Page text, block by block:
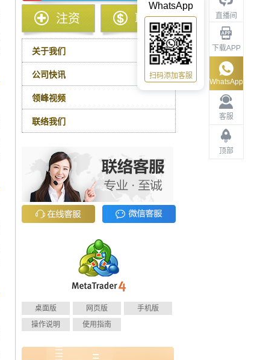
直播间
下载APP
客服
顶部
WhatsApp
WhatsApp
扫码添加客服
注资 取款
关于我们
公司快讯
领峰视频
联络我们
桌面版 网页版
手机版
操作说明
使用指南